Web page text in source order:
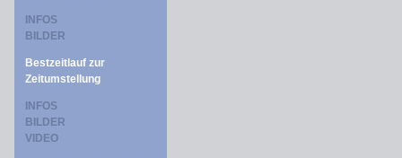
INFOS
BILDER
Bestzeitlauf zur
Zeitumstellung
INFOS
BILDER
VIDEO